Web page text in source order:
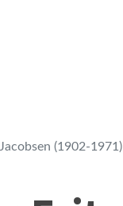
(1902-1971)